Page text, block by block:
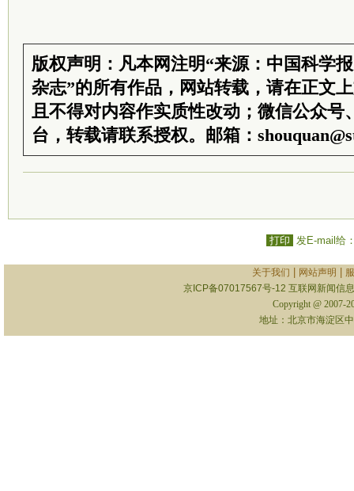
版权声明：凡本网注明“来源：中国科学
杂志”的所有作品，网站转载，请在正文
且不得对内容作实质性改动；微信公众号
台，转载请联系授权。邮箱：
打印 发E-mail给
关于我们 网站声明
京ICP备07017567号-12 互联网新闻信
Copyright @ 2007-
地址：北京市海淀区